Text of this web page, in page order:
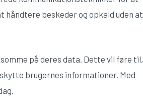
beskeder og opkald uden at
på deres data. Dette vil føre til,
brugernes informationer. Med